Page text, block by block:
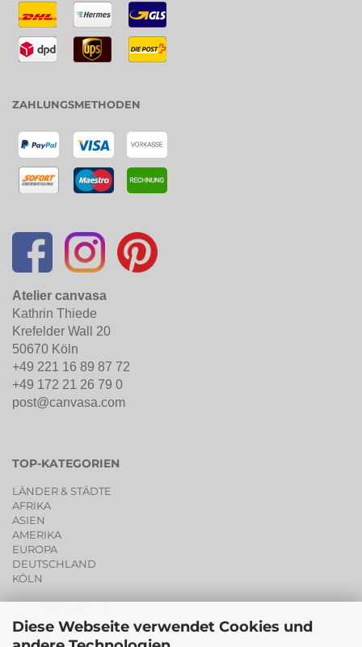
Diese Webseite verwendet Cookies und
ZAHLUNGSMETHODEN
Atelier canvasa
Kathrin Thiede
Krefelder Wall 20
50670 Köln
+49 221 16 89 87 72
+49 172 21 26 79 0
post@canvasa.com
TOP-KATEGORIEN
LÄNDER & STÄDTE
AFRIKA
ASIEN
AMERIKA
EUROPA
DEUTSCHLAND
KÖLN
PORTRAITS
BLUMEN